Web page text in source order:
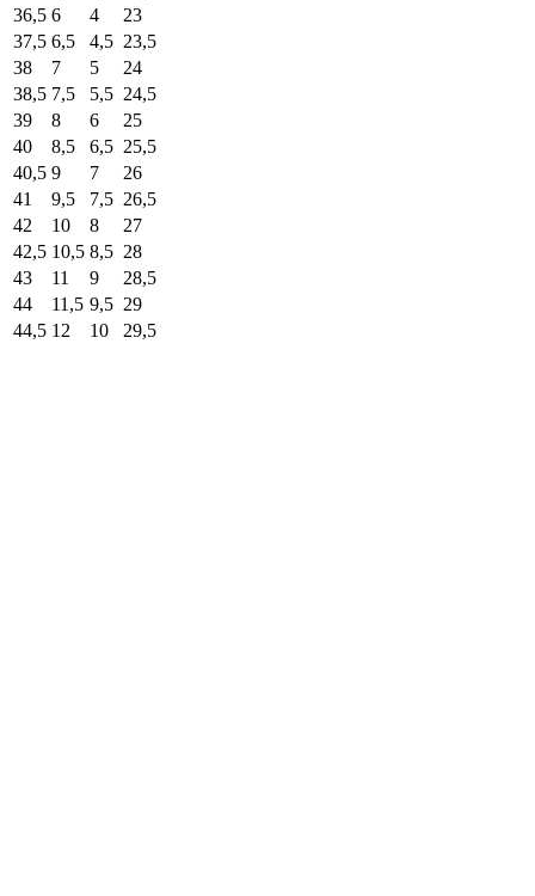
36,5 6 4
23
37,5 6,5 4,5 23,5
38
7 5
24
38,5 7,5 5,5 24,5
39
8 6
25
40
8,5 6,5 25,5
40,5 9 7
26
41
9,5 7,5 26,5
42
10 8
27
42,5 10,5 8,5 28
43
11 9
28,5
44
11,5 9,5 29
44,5 12 10 29,5